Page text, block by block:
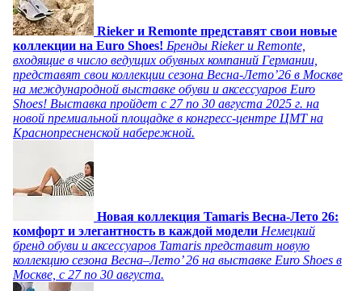
Rieker и Remonte представят свои новые
коллекции на Euro Shoes! Бренды Rieker и Remonte,
входящие в число ведущих обувных компаний Германии,
представят свои коллекции сезона Весна-Лето’26 в Москве
на международной выставке обуви и аксессуаров Euro
Shoes! Выставка пройдет c 27 по 30 августа 2025 г. на
новой премиальной площадке в конгресс-центре ЦМТ на
Краснопресненской набережной.
Новая коллекция Tamaris Весна-Лето 26:
комфорт и элегантность в каждой модели Немецкий
бренд обуви и аксессуаров Tamaris представит новую
коллекцию сезона Весна–Лето’ 26 на выставке Euro Shoes в
Москве, с 27 по 30 августа.